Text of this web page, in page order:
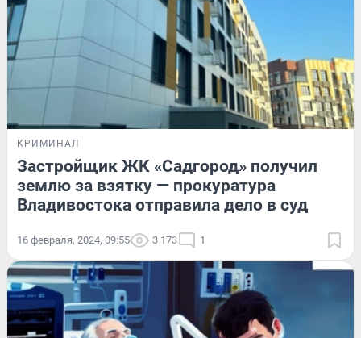
КРИМИНАЛ
Застройщик ЖК «Садгород» получил
землю за взятку — прокуратура
Владивостока отправила дело в суд
16 февраля, 2024, 09:55 3 173 1